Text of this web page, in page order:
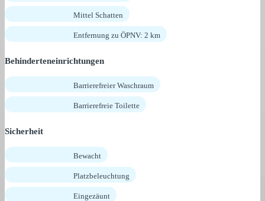
Mittel Schatten
Entfernung zu ÖPNV: 2 km
Behinderteneinrichtungen
Barrierefreier Waschraum
Barrierefreie Toilette
Sicherheit
Bewacht
Platzbeleuchtung
Eingezäunt